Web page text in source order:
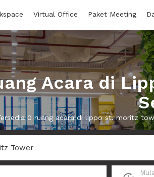
Virtual Office Paket Meeting
Acara di
0 ruang acara di lippo st. moritz